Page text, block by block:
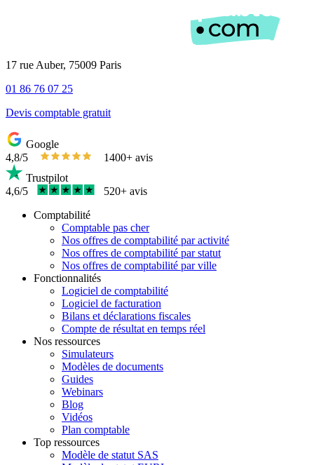
17 rue Auber, 75009 Paris
01 86 76 07 25
Devis comptable gratuit
Google
4,8/5
1400+ avis
Trustpilot
4,6/5
520+ avis
Comptabilité
Comptable pas cher
Nos offres de comptabilité par activité
Nos offres de comptabilité par statut
Nos offres de comptabilité par ville
Fonctionnalités
Logiciel de comptabilité
Logiciel de facturation
Bilans et déclarations fiscales
Compte de résultat en temps réel
Nos ressources
Simulateurs
Modèles de documents
Guides
Webinars
Blog
Vidéos
Plan comptable
Top ressources
Modèle de statut SAS